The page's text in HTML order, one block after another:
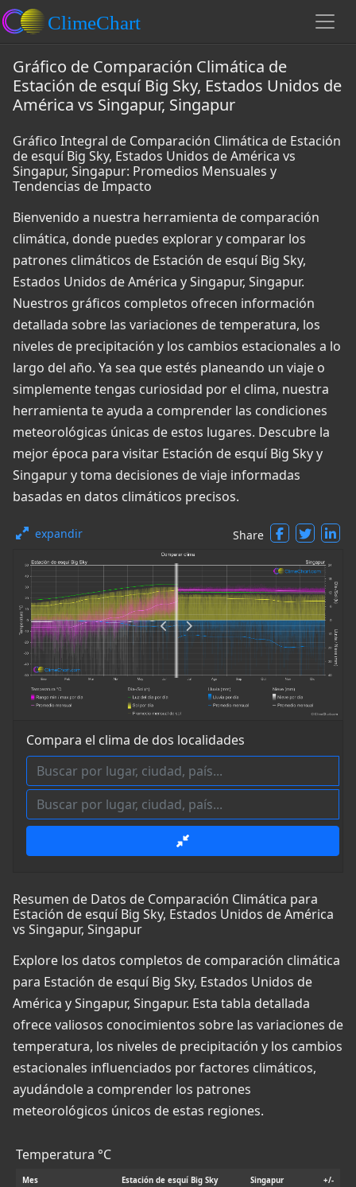
Gráfico de Comparación Climática de
Estación de esquí Big Sky, Estados Unidos de
América vs Singapur, Singapur
Gráfico Integral de Comparación Climática de Estación
de esquí Big Sky, Estados Unidos de América vs
Singapur, Singapur: Promedios Mensuales y
Tendencias de Impacto
Bienvenido a nuestra herramienta de comparación
climática, donde puedes explorar y comparar los
patrones climáticos de Estación de esquí Big Sky,
Estados Unidos de América y Singapur, Singapur.
Nuestros gráficos completos ofrecen información
detallada sobre las variaciones de temperatura, los
niveles de precipitación y los cambios estacionales a lo
largo del año. Ya sea que estés planeando un viaje o
simplemente tengas curiosidad por el clima, nuestra
herramienta te ayuda a comprender las condiciones
meteorológicas únicas de estos lugares. Descubre la
mejor época para visitar Estación de esquí Big Sky y
Singapur y toma decisiones de viaje informadas
basadas en datos climáticos precisos.
expandir Share
Compara el clima de dos localidades
Resumen de Datos de Comparación Climática para
Estación de esquí Big Sky, Estados Unidos de América
vs Singapur, Singapur
Explore los datos completos de comparación climática
para Estación de esquí Big Sky, Estados Unidos de
América y Singapur, Singapur. Esta tabla detallada
ofrece valiosos conocimientos sobre las variaciones de
temperatura, los niveles de precipitación y los cambios
estacionales influenciados por factores climáticos,
ayudándole a comprender los patrones
meteorológicos únicos de estas regiones.
Temperatura °C
Mes Estación de esquí Big Sky Singapur +/-